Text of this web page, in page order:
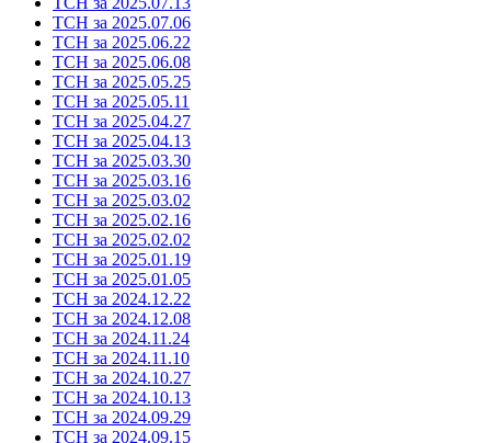
ТСН за 2025.07.06
ТСН за 2025.06.22
ТСН за 2025.06.08
ТСН за 2025.05.25
ТСН за 2025.05.11
ТСН за 2025.04.27
ТСН за 2025.04.13
ТСН за 2025.03.30
ТСН за 2025.03.16
ТСН за 2025.03.02
ТСН за 2025.02.16
ТСН за 2025.02.02
ТСН за 2025.01.19
ТСН за 2025.01.05
ТСН за 2024.12.22
ТСН за 2024.12.08
ТСН за 2024.11.24
ТСН за 2024.11.10
ТСН за 2024.10.27
ТСН за 2024.10.13
ТСН за 2024.09.29
ТСН за 2024.09.15